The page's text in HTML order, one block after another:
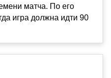
матча. По его
игра должна идти 90